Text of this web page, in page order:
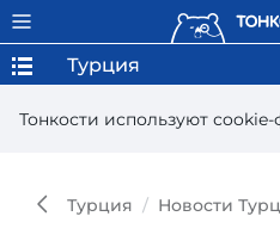
Тонкости используют
Турция
Турция Новости